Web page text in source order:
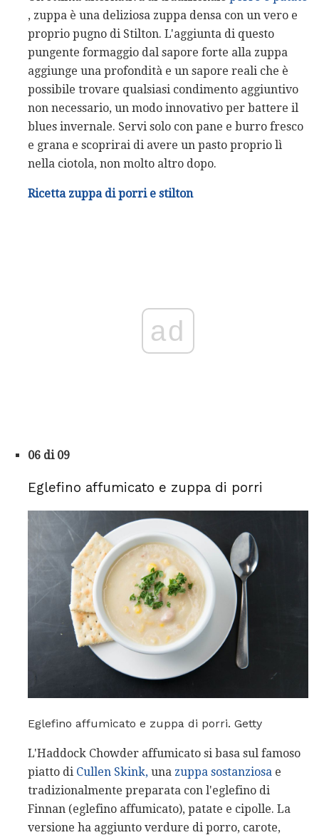
, zuppa è una deliziosa zuppa densa con un vero e
proprio pugno di Stilton. L'aggiunta di questo
pungente formaggio dal sapore forte alla zuppa
aggiunge una profondità e un sapore reali che è
possibile trovare qualsiasi condimento aggiuntivo
non necessario, un modo innovativo per battere il
blues invernale. Servi solo con pane e burro fresco
e grana e scoprirai di avere un pasto proprio lì
nella ciotola, non molto altro dopo.
Ricetta zuppa di porri e stilton
ad
06 di 09
Eglefino affumicato e zuppa di porri
Eglefino affumicato e zuppa di porri. Getty
L'Haddock Chowder affumicato si basa sul famoso
piatto di Cullen Skink, una zuppa sostanziosa e
tradizionalmente preparata con l'eglefino di
Finnan (eglefino affumicato), patate e cipolle. La
versione ha aggiunto verdure di porro, carote,